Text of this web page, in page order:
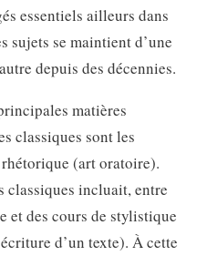
essentiels ailleurs dans
sujets se maintient d’une
depuis des décennies.
matières
classiques sont les
(art oratoire).
classiques incluait, entre
et des cours de stylistique
d’un texte). À cette